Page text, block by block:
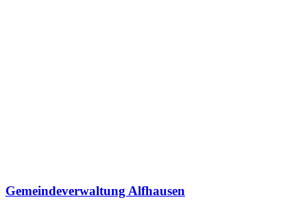
Gemeindeverwaltung Alfhausen